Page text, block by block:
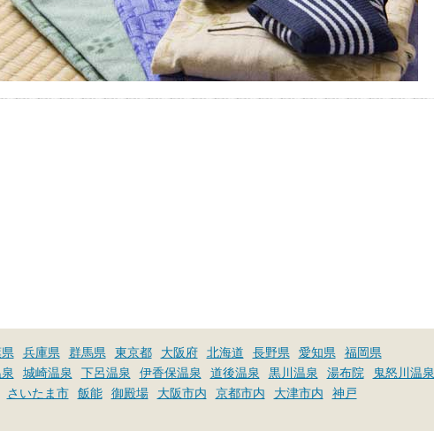
兵庫県 群馬県 東京都 大阪府 北海道 長野県 愛知県
福岡県
城崎温泉 下呂温泉 伊香保温泉 道後温泉 黒川温泉 湯布院
鬼怒川温泉
さいたま市 飯能 御殿場 大阪市内 京都市内 大津市内
神戸